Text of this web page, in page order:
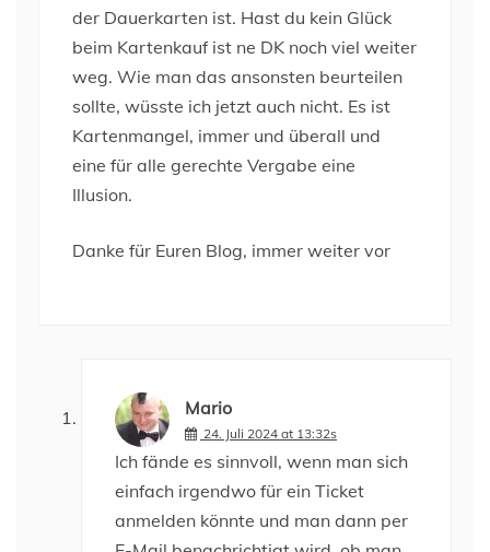
der Dauerkarten ist. Hast du kein Glück
beim Kartenkauf ist ne DK noch viel weiter
weg. Wie man das ansonsten beurteilen
sollte, wüsste ich jetzt auch nicht. Es ist
Kartenmangel, immer und überall und
eine für alle gerechte Vergabe eine
Illusion.
Danke für Euren Blog, immer weiter vor
Mario
24. Juli 2024 at 13:32s
Ich fände es sinnvoll, wenn man sich
einfach irgendwo für ein Ticket
anmelden könnte und man dann per